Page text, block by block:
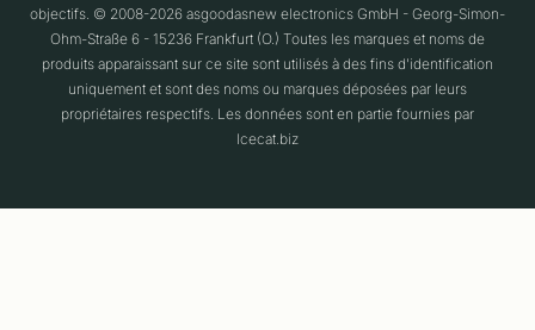
objectifs. © 2008-2026 asgoodasnew electronics GmbH - Georg-Simon-
Ohm-Straße 6 - 15236 Frankfurt (O.) Toutes les marques et noms de
produits apparaissant sur ce site sont utilisés à des fins d'identification
uniquement et sont des noms ou marques déposées par leurs
propriétaires respectifs. Les données sont en partie fournies par
Icecat.biz